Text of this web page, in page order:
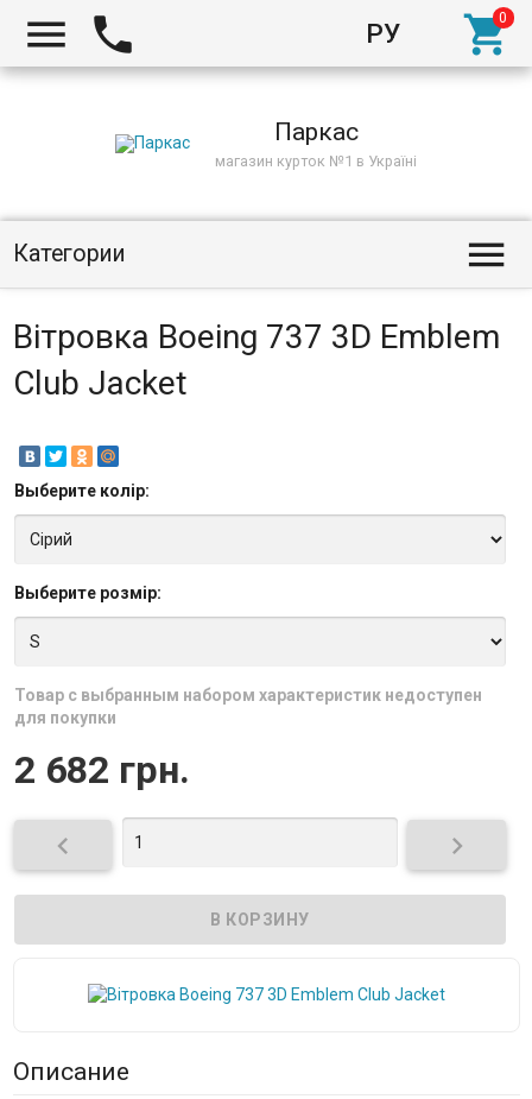
РУ
  
Паркас
магазин курток №1 в Україні
Категории 
Вітровка Boeing 737 3D Emblem
Club Jacket
Выберите колір:
Выберите розмір:
Товар с выбранным набором характеристик недоступен
для покупки
2 682 грн.
 
Описание